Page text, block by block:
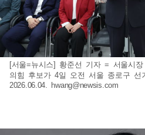
[서울=뉴시스] 황준선 기자 = 서울시
의힘 후보가 4일 오전 서울 종로구 선
2026.06.04.
hwang@newsis.com